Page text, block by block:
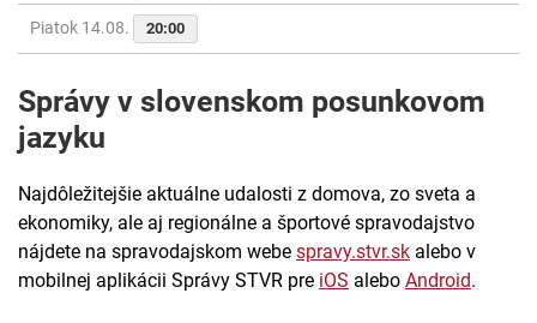
Piatok 14.08. 20:00
Správy v slovenskom posunkovom
jazyku
Najdôležitejšie aktuálne udalosti z domova, zo sveta a
ekonomiky, ale aj regionálne a športové spravodajstvo
nájdete na spravodajskom webe spravy.stvr.sk alebo v
mobilnej aplikácii Správy STVR pre iOS alebo Android.